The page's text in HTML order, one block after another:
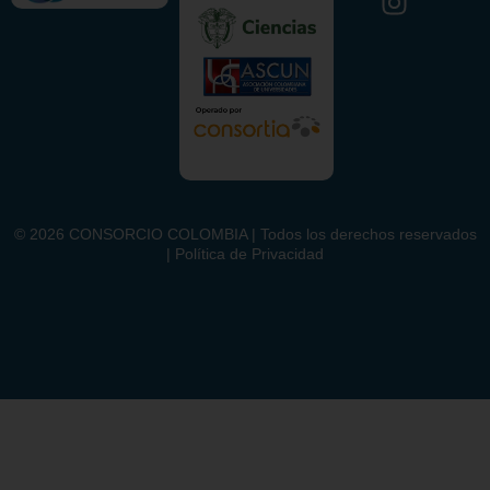
© 2026 CONSORCIO COLOMBIA | Todos los derechos reservados
| Política de Privacidad